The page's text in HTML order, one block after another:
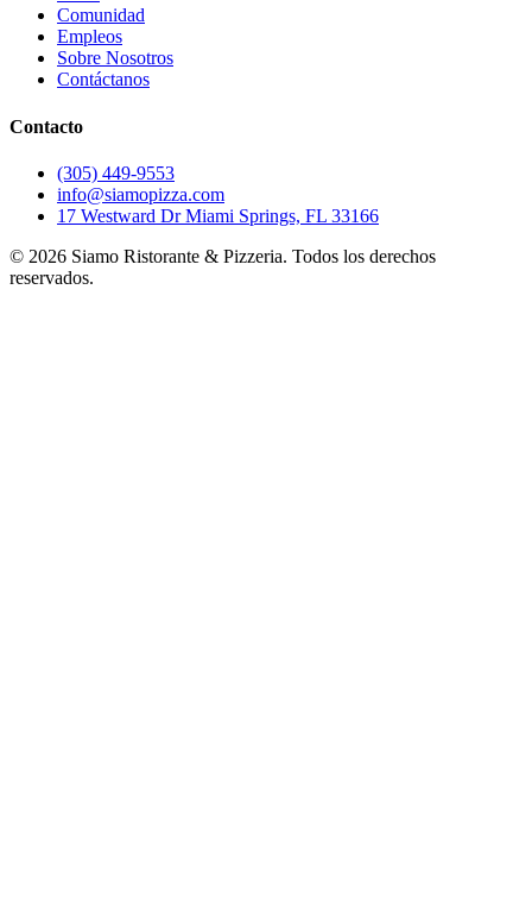
Comunidad
Empleos
Sobre Nosotros
Contáctanos
Contacto
(305) 449-9553
info@siamopizza.com
17 Westward Dr Miami Springs, FL 33166
© 2026 Siamo Ristorante & Pizzeria. Todos los derechos
reservados.